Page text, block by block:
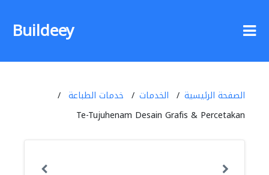
Buildeey
الصفحة الرئيسية الخدمات
خدمات الطباعة
Te-Tujuhenam Desain Grafis & Percetakan